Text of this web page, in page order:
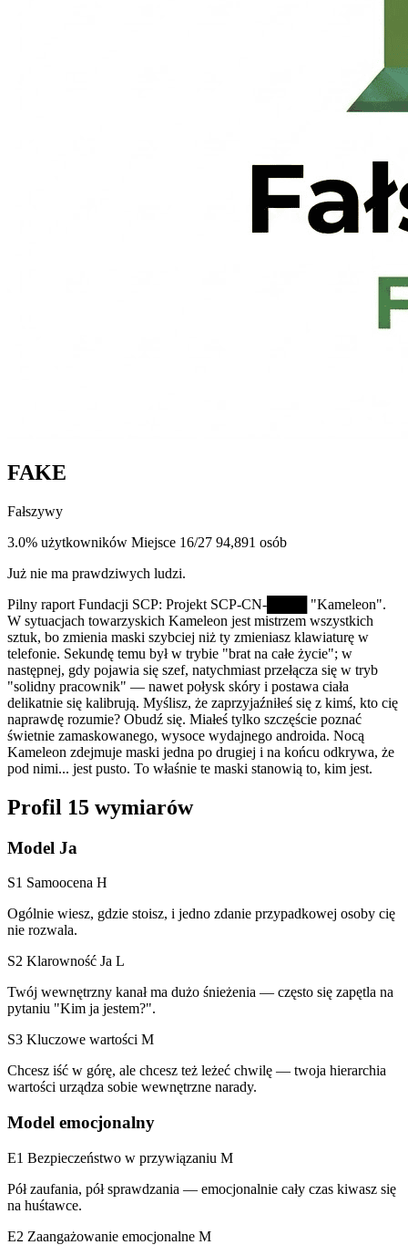
FAKE
Fałszywy
3.0% użytkowników Miejsce 16/27 94,891 osób
Już nie ma prawdziwych ludzi.
Pilny raport Fundacji SCP: Projekt SCP-CN-████ "Kameleon".
W sytuacjach towarzyskich Kameleon jest mistrzem wszystkich
sztuk, bo zmienia maski szybciej niż ty zmieniasz klawiaturę w
telefonie. Sekundę temu był w trybie "brat na całe życie"; w
następnej, gdy pojawia się szef, natychmiast przełącza się w tryb
"solidny pracownik" — nawet połysk skóry i postawa ciała
delikatnie się kalibrują. Myślisz, że zaprzyjaźniłeś się z kimś, kto cię
naprawdę rozumie? Obudź się. Miałeś tylko szczęście poznać
świetnie zamaskowanego, wysoce wydajnego androida. Nocą
Kameleon zdejmuje maski jedna po drugiej i na końcu odkrywa, że
pod nimi... jest pusto. To właśnie te maski stanowią to, kim jest.
Profil 15 wymiarów
Model Ja
S1 Samoocena H
Ogólnie wiesz, gdzie stoisz, i jedno zdanie przypadkowej osoby cię
nie rozwala.
S2 Klarowność Ja L
Twój wewnętrzny kanał ma dużo śnieżenia — często się zapętla na
pytaniu "Kim ja jestem?".
S3 Kluczowe wartości M
Chcesz iść w górę, ale chcesz też leżeć chwilę — twoja hierarchia
wartości urządza sobie wewnętrzne narady.
Model emocjonalny
E1 Bezpieczeństwo w przywiązaniu M
Pół zaufania, pół sprawdzania — emocjonalnie cały czas kiwasz się
na huśtawce.
E2 Zaangażowanie emocjonalne M